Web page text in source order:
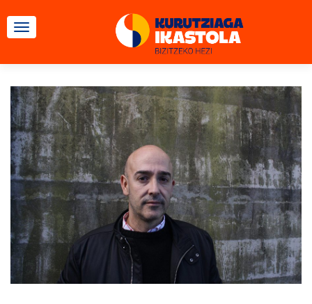
CAMBIAR NAVEGACIÓN